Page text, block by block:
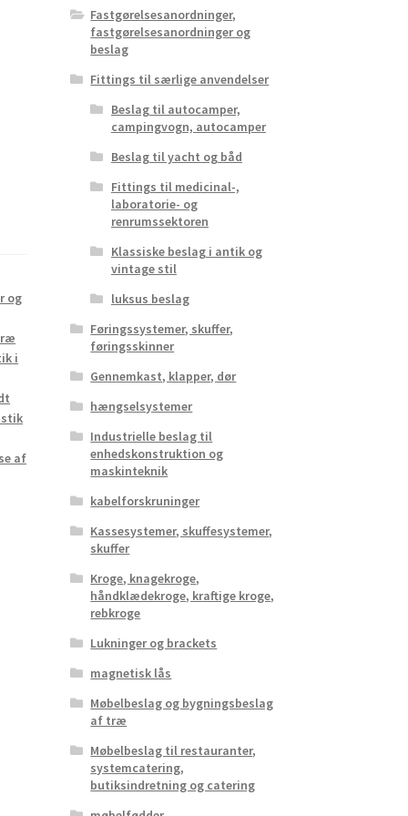
og
i
af
Fastgørelsesanordninger,
fastgørelsesanordninger og
beslag
Fittings til særlige anvendelser
Beslag til autocamper,
campingvogn, autocamper
Beslag til yacht og båd
Fittings til medicinal-,
laboratorie- og
renrumssektoren
Klassiske beslag i antik og
vintage stil
luksus beslag
Føringssystemer, skuffer,
føringsskinner
Gennemkast, klapper, dør
hængselsystemer
Industrielle beslag til
enhedskonstruktion og
maskinteknik
kabelforskruninger
Kassesystemer, skuffesystemer,
skuffer
Kroge, knagekroge,
håndklædekroge, kraftige kroge,
rebkroge
Lukninger og brackets
magnetisk lås
Møbelbeslag og bygningsbeslag
af træ
Møbelbeslag til restauranter,
systemcatering,
butiksindretning og catering